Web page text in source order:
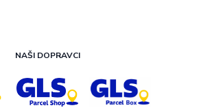
NAŠI DOPRAVCI